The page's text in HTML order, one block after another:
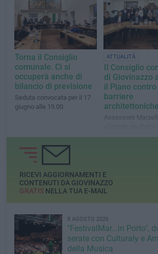
le risorse messe a
disposizione dalla
Torna il Consiglio
comunale. Ci si
occuperà anche di
bilancio di previsione
Seduta convocata per il 17
giugno alle 19.00
ATTUALITÀ
Il Consiglio
di Giovinazzo
il Piano contro
barriere
architettoniche
Assessore
RICEVI AGGIORNAMENTI E
CONTENUTI DA GIOVINAZZO
GRATISNELLA TUA E-MAIL
8 AGOSTO 2026
"FestivalMar...in Porto",
serate con Culturaly e
della Musica